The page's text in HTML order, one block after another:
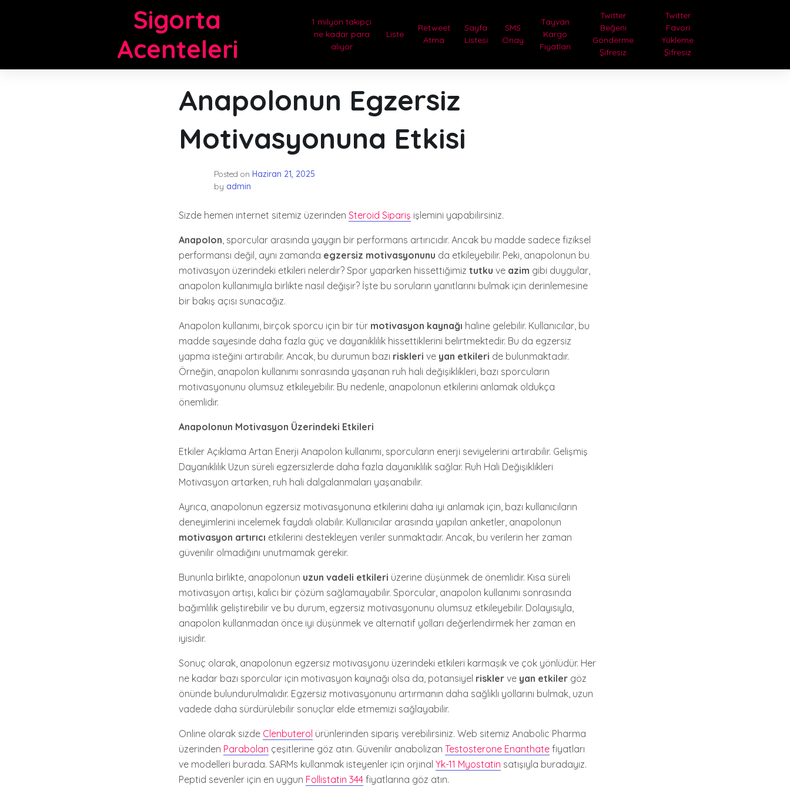
Sigorta
Acenteleri
1 milyon takipçi
ne kadar para
alıyor
Liste
Retweet
Atma
Sayfa
Listesi
SMS
Onay
Tayvan
Kargo
Fiyatları
Twitter
Beğeni
Gönderme
Şifresiz
Twitter
Favori
Yükleme
Şifresiz
Anapolonun Egzersiz
Motivasyonuna Etkisi
Posted on Haziran 21, 2025
by admin
Sizde hemen internet sitemiz üzerinden Steroid Sipariş işlemini yapabilirsiniz.
Anapolon, sporcular arasında yaygın bir performans artırıcıdır. Ancak bu madde sadece fiziksel
performansı değil, aynı zamanda egzersiz motivasyonunu da etkileyebilir. Peki, anapolonun bu
motivasyon üzerindeki etkileri nelerdir? Spor yaparken hissettiğimiz tutku ve azim gibi duygular,
anapolon kullanımıyla birlikte nasıl değişir? İşte bu soruların yanıtlarını bulmak için derinlemesine
bir bakış açısı sunacağız.
Anapolon kullanımı, birçok sporcu için bir tür motivasyon kaynağı haline gelebilir. Kullanıcılar, bu
madde sayesinde daha fazla güç ve dayanıklılık hissettiklerini belirtmektedir. Bu da egzersiz
yapma isteğini artırabilir. Ancak, bu durumun bazı riskleri ve yan etkileri de bulunmaktadır.
Örneğin, anapolon kullanımı sonrasında yaşanan ruh hali değişiklikleri, bazı sporcuların
motivasyonunu olumsuz etkileyebilir. Bu nedenle, anapolonun etkilerini anlamak oldukça
önemlidir.
Anapolonun Motivasyon Üzerindeki Etkileri
Etkiler Açıklama Artan Enerji Anapolon kullanımı, sporcuların enerji seviyelerini artırabilir. Gelişmiş
Dayanıklılık Uzun süreli egzersizlerde daha fazla dayanıklılık sağlar. Ruh Hali Değişiklikleri
Motivasyon artarken, ruh hali dalgalanmaları yaşanabilir.
Ayrıca, anapolonun egzersiz motivasyonuna etkilerini daha iyi anlamak için, bazı kullanıcıların
deneyimlerini incelemek faydalı olabilir. Kullanıcılar arasında yapılan anketler, anapolonun
motivasyon artırıcı etkilerini destekleyen veriler sunmaktadır. Ancak, bu verilerin her zaman
güvenilir olmadığını unutmamak gerekir.
Bununla birlikte, anapolonun uzun vadeli etkileri üzerine düşünmek de önemlidir. Kısa süreli
motivasyon artışı, kalıcı bir çözüm sağlamayabilir. Sporcular, anapolon kullanımı sonrasında
bağımlılık geliştirebilir ve bu durum, egzersiz motivasyonunu olumsuz etkileyebilir. Dolayısıyla,
anapolon kullanmadan önce iyi düşünmek ve alternatif yolları değerlendirmek her zaman en
iyisidir.
Sonuç olarak, anapolonun egzersiz motivasyonu üzerindeki etkileri karmaşık ve çok yönlüdür. Her
ne kadar bazı sporcular için motivasyon kaynağı olsa da, potansiyel riskler ve yan etkiler göz
önünde bulundurulmalıdır. Egzersiz motivasyonunu artırmanın daha sağlıklı yollarını bulmak, uzun
vadede daha sürdürülebilir sonuçlar elde etmemizi sağlayabilir.
Online olarak sizde Clenbuterol ürünlerinden sipariş verebilirsiniz. Web sitemiz Anabolic Pharma
üzerinden Parabolan çeşitlerine göz atın. Güvenilir anabolizan Testosterone Enanthate fiyatları
ve modelleri burada. SARMs kullanmak isteyenler için orjinal Yk-11 Myostatin satışıyla buradayız.
Peptid sevenler için en uygun Follistatin 344 fiyatlarına göz atın.